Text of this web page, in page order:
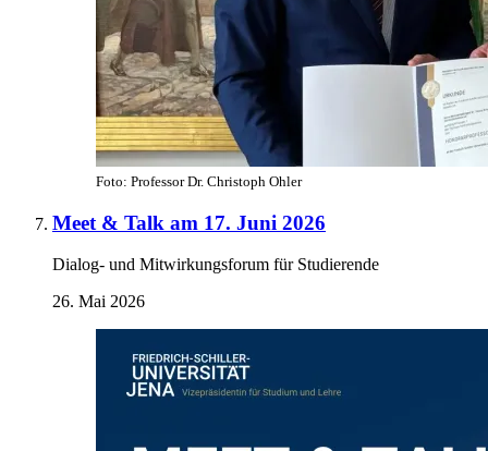
Foto: Professor Dr. Christoph Ohler
Meet & Talk am 17. Juni 2026
Dialog- und Mitwirkungsforum für Studierende
26. Mai 2026